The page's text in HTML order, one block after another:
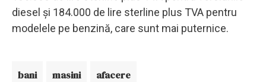
diesel și 184.000 de lire sterline plus TVA pentru
modelele pe benzină, care sunt mai puternice.
bani masini afacere